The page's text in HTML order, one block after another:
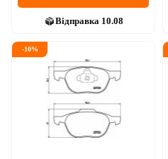
TESLA
TOYOTA
VOLVO
ZEEKR
Відправка 10.08
-10%